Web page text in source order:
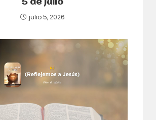
5 de julio
julio 5, 2026